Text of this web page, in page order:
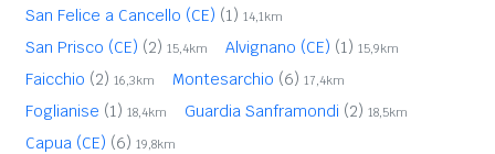
San Felice a Cancello (CE) (1) 14,1km
San Prisco (CE) (2) 15,4km Alvignano (CE) (1) 15,9km
Faicchio (2) 16,3km Montesarchio (6) 17,4km
Foglianise (1) 18,4km Guardia Sanframondi (2) 18,5km
Capua (CE) (6) 19,8km